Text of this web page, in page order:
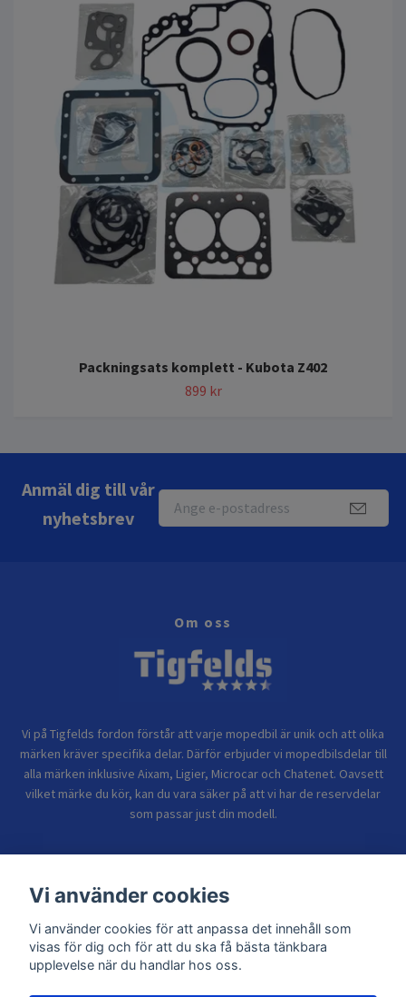
Packningsats komplett - Kubota Z402
899 kr
Anmäl dig till vår
nyhetsbrev
Om oss
Vi på Tigfelds fordon förstår att varje mopedbil är unik och att olika
märken kräver specifika delar. Därför erbjuder vi mopedbilsdelar till
alla märken inklusive Aixam, Ligier, Microcar och Chatenet. Oavsett
vilket märke du kör, kan du vara säker på att vi har de reservdelar
som passar just din modell.
Sidor
Vi använder cookies
Vi använder cookies för att anpassa det innehåll som
visas för dig och för att du ska få bästa tänkbara
upplevelse när du handlar hos oss.